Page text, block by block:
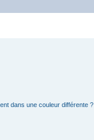
dans une couleur différente ?